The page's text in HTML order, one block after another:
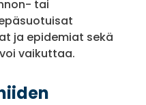
tai
ja epidemiat sekä
vaikuttaa.